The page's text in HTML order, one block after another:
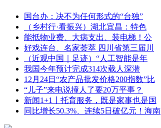
国台办：决不为任何形式的“台独”
（乡村行·看振兴）湖北宜昌：特色
能抵物业费、大病支出、装电梯！公
好戏连台、名家荟萃 四川省第三届川
（近观中国｜足迹）“人工智能是年
我国今年预计完成314次载人深潜
12月24日“农产品批发价格200指数”比
“儿子”来电说撞人了要20万平事？
新闻1+1丨托育服务，既是家事也是国
同比增长50.3%、连续5日破亿元！海南